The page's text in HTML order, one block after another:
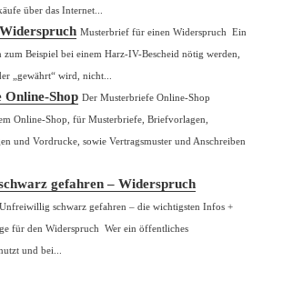
über das Internet...
Musterbrief für einen Widerspruch Ein
zum Beispiel bei einem Harz-IV-Bescheid nötig werden,
„gewährt“ wird, nicht...
Shop Der Musterbriefe Online-Shop
Online-Shop, für Musterbriefe, Briefvorlagen,
und Vordrucke, sowie Vertragsmuster und Anschreiben
gefahren – Widerspruch
Unfreiwillig schwarz gefahren – die wichtigsten Infos +
für den Widerspruch Wer ein öffentliches
und bei...